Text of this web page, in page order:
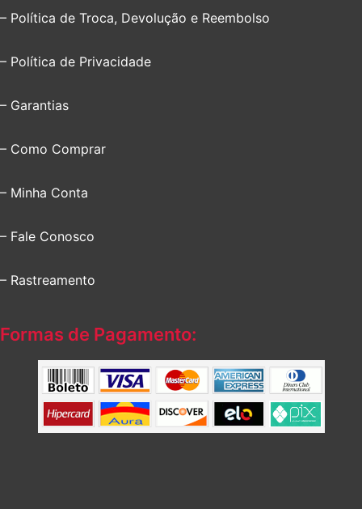
– Política de Troca, Devolução e Reembolso
– Política de Privacidade
– Garantias
– Como Comprar
– Minha Conta
– Fale Conosco
– Rastreamento
Formas de Pagamento: